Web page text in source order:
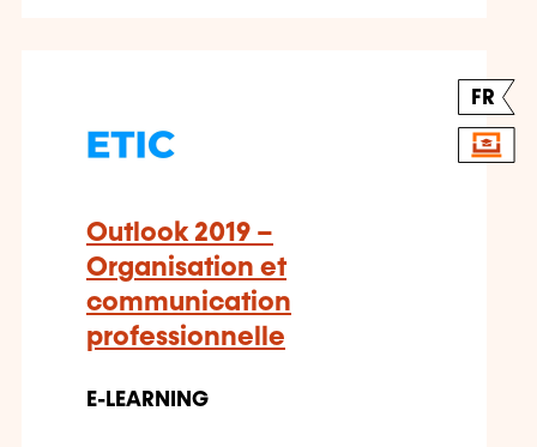
FR
Outlook 2019 –
Organisation et
communication
professionnelle
E-LEARNING